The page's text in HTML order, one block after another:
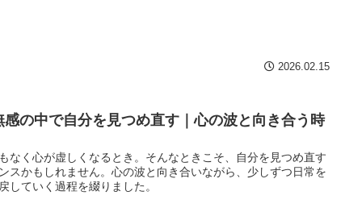
2026.02.15
感の中で自分を見つめ直す｜心の波と向き合う時
なく心が虚しくなるとき。そんなときこそ、自分を見つめ直す
スかもしれません。心の波と向き合いながら、少しずつ日常を
していく過程を綴りました。